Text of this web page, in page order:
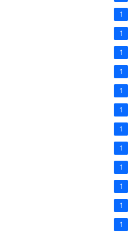
1
1
1
1
1
1
1
1
1
1
1
1